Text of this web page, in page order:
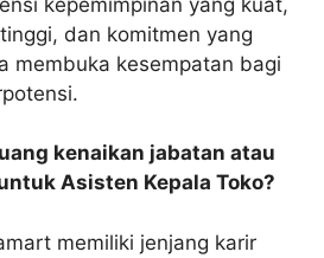
dan komitmen yang
membuka kesempatan bagi
kenaikan jabatan atau
Asisten Kepala Toko?
memiliki jenjang karir